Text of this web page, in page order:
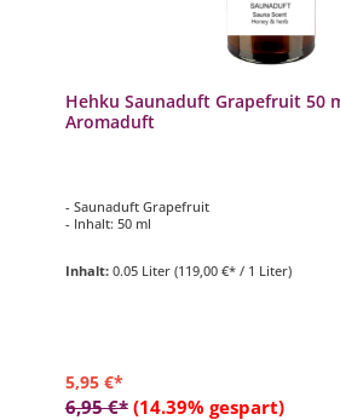
Hehku Saunaduft Grapefruit 50
Aromaduft
- Saunaduft Grapefruit
- Inhalt: 50 ml
Inhalt: 0.05 Liter (119,00 €* / 1 Liter)
5,95 €*
6,95 €* (14.39% gespart)